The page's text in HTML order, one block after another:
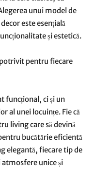
unui model de
este esențială
și estetică.
pentru fiecare
funcțional, ci și un
al unei locuințe. Fie că
living care să devină
bucătărie eficientă
elegantă, fiecare tip de
unice și